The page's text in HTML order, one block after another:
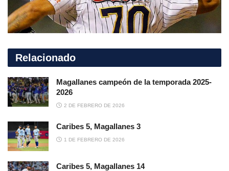
Relacionado
Magallanes campeón de la temporada 2025-
2026
2 DE FEBRERO DE 2026
Caribes 5, Magallanes 3
1 DE FEBRERO DE 2026
Caribes 5, Magallanes 14